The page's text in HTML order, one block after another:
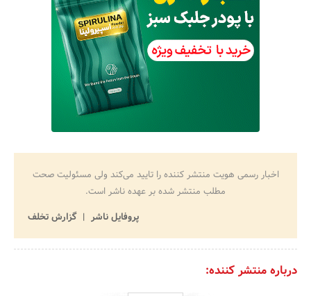
اخبار رسمی هویت منتشر کننده را تایید می‌کند ولی مسئولیت صحت
مطلب منتشر شده بر عهده ناشر است.
پروفایل ناشر
گزارش تخلف
درباره منتشر کننده: